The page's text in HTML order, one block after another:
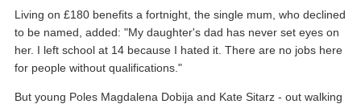
Living on £180 benefits a fortnight, the single mum, who declined
to be named, added: "My daughter's dad has never set eyes on
her. I left school at 14 because I hated it. There are no jobs here
for people without qualifications."
But young Poles Magdalena Dobija and Kate Sitarz - out walking